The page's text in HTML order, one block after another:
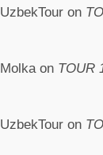
UzbekTour on
Molka on TOUR
UzbekTour on